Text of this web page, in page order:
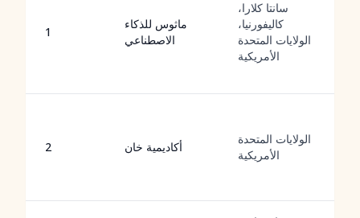
1
ماثوس للذكاء
الاصطناعي
سانتا كلارا،
كاليفورنيا،
الولايات المتحدة
الأمريكية
2 أكاديمية خان
الولايات المتحدة
الأمريكية